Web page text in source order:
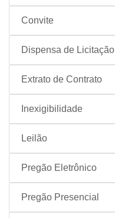
Convite
Dispensa de Licitação
Extrato de Contrato
Inexigibilidade
Leilão
Pregão Eletrônico
Pregão Presencial